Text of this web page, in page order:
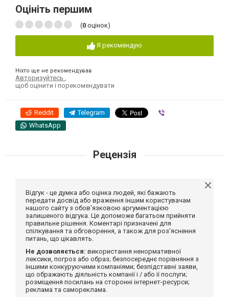
Оцініть першим
(0 оцінок)
Я рекомендую
Ніхто ще не рекомендував
Авторизуйтесь
щоб оцінити і порекомендувати
Reddit Telegram
WhatsApp
Рецензія
Відгук - це думка або оцінка людей, які бажають
передати досвід або враження іншим користувачам
нашого сайту з обов'язковою аргументацією
залишеного відгука. Це допоможе багатьом прийняти
правильне рішення. Коментарі призначені для
спілкування та обговорення, а також для роз'яснення
питань, що цікавлять.
Не дозволяється: використання ненормативної
лексики, погроз або образ; безпосереднє порівняння з
іншими конкуруючими компаніями; безпідставні заяви,
що ображають діяльність компанії і / або її послуги;
розміщення посилань на сторонні інтернет-ресурси;
реклама та самореклама.